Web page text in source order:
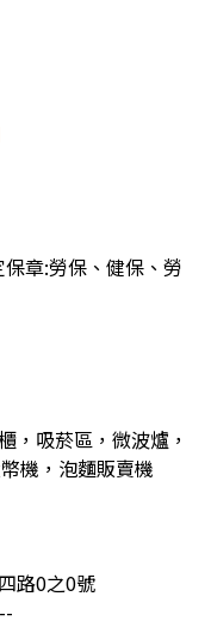
章:勞保、健保、勞
，吸菸區，微波爐，
機，泡麵販賣機
路0之0號